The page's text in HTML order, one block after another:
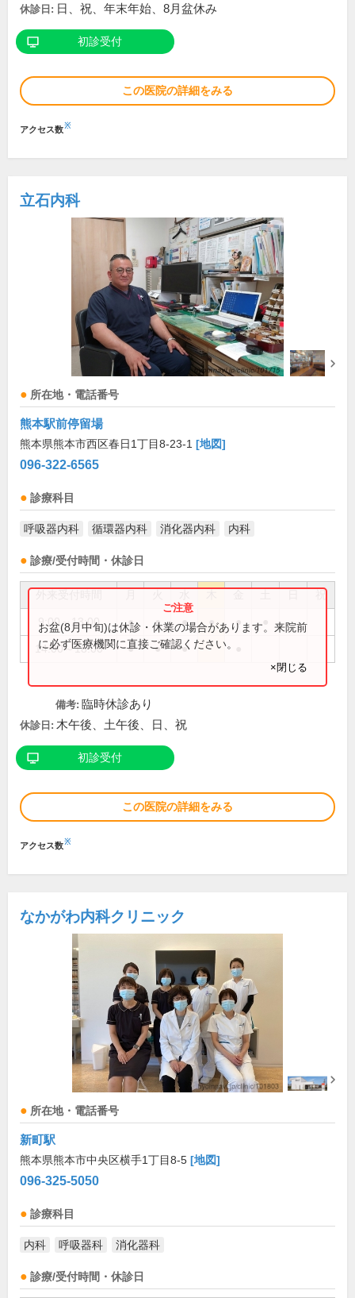
休診日: 日、祝、年末年始、8月盆休み
初診受付
この医院の詳細をみる
アクセス数※
立石内科
所在地・電話番号
熊本駅前停留場
熊本県熊本市西区春日1丁目8-23-1 [地図]
096-322-6565
診療科目
呼吸器内科 循環器内科 消化器内科 内科
診療/受付時間・休診日
祝
9:00～13:00 ● ● ● ● ●
14:00～18:00 ● ● ●
お盆(8月中旬)は休診・休業の場合があります。来院前
に必ず医療機関に直接ご確認ください。
×閉じる
備考: 臨時休診あり
休診日: 木午後、土午後、日、祝
初診受付
この医院の詳細をみる
アクセス数※
なかがわ内科クリニック
所在地・電話番号
新町駅
熊本県熊本市中央区横手1丁目8-5 [地図]
096-325-5050
診療科目
内科 呼吸器科 消化器科
診療/受付時間・休診日